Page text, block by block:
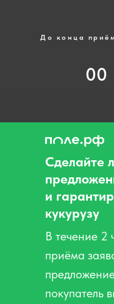
До конца
00
Сделайте
и
кукурузу
В течение 2
приёма
покупатель